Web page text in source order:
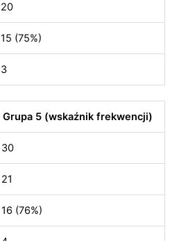
20
15 (75%)
3
Grupa 5 (wskaźnik frekwencji)
30
21
16 (76%)